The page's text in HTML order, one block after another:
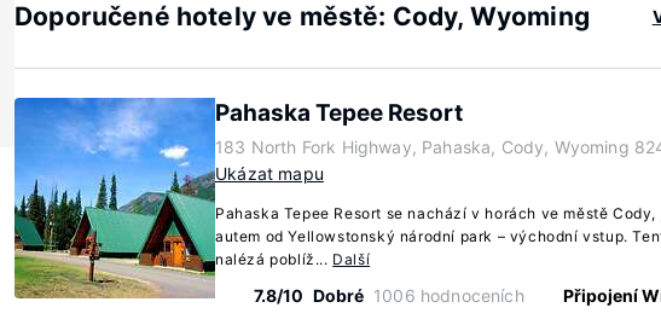
Doporučené hotely ve městě: Cody, Wyoming
Pahaska Tepee Resort
183 North Fork Highway, Pahaska, Cody, Wyoming
Ukázat mapu
Pahaska Tepee Resort se nachází v horách ve městě Cody,
autem od Yellowstonský národní park – východní vstup.
nalézá poblíž... Další
7.8/10 Dobré 1006 hodnoceních Připojení